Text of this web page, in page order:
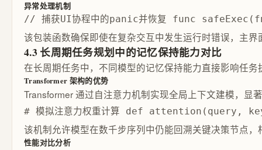
异常处理机制
// 捕获UI协程中的panic并恢复 func
该包装函数确保即使在复杂交互中发生运行时错误，主
4.3 长周期任务规划中的记忆保持能力对比
在长周期任务中，不同模型的记忆保持能力直接影响任
Transformer 架构的优势
Transformer 通过自注意力机制实现全局上下文建模，
# 模拟注意力权重计算 def
该机制允许模型在数千步序列中仍能回溯关键决策节点
性能对比分析